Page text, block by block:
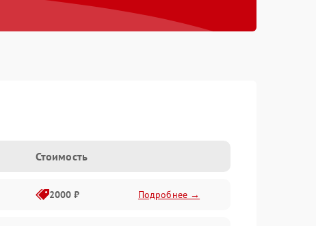
Стоимость
2000 ₽ Подробнее →